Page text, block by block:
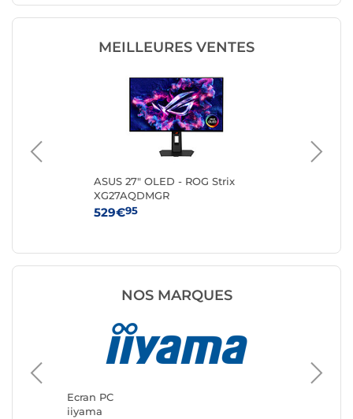
MEILLEURES VENTES
ASUS 27" OLED - ROG Strix
XG27AQDMGR
529€95
NOS MARQUES
Ecran PC
iiyama
Ecran
ASUS